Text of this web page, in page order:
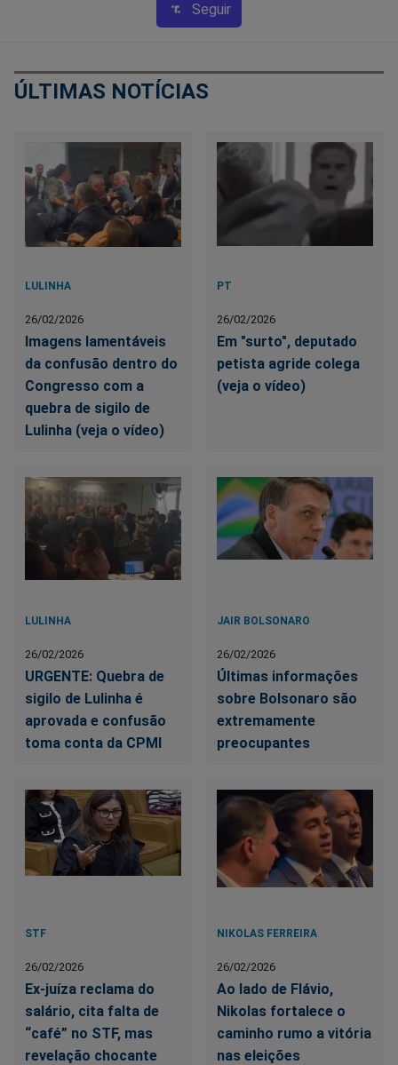
Seguir
ÚLTIMAS NOTÍCIAS
LULINHA
26/02/2026
Imagens lamentáveis
da confusão dentro do
Congresso com a
quebra de sigilo de
Lulinha (veja o vídeo)
PT
26/02/2026
Em "surto", deputado
petista agride colega
(veja o vídeo)
LULINHA
26/02/2026
URGENTE: Quebra de
sigilo de Lulinha é
aprovada e confusão
toma conta da CPMI
JAIR BOLSONARO
26/02/2026
Últimas informações
sobre Bolsonaro são
extremamente
preocupantes
STF
26/02/2026
Ex-juíza reclama do
salário, cita falta de
“café” no STF, mas
revelação chocante
NIKOLAS FERREIRA
26/02/2026
Ao lado de Flávio,
Nikolas fortalece o
caminho rumo a vitória
nas eleições